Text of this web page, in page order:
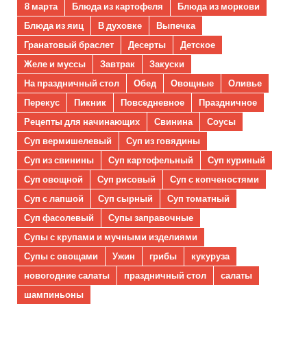
8 марта Блюда из картофеля
Блюда из моркови
Блюда из яиц
В духовке
Выпечка
Гранатовый браслет
Десерты
Детское
Желе и муссы
Завтрак
Закуски
На праздничный стол
Обед Овощные
Оливье
Перекус
Пикник Повседневное
Праздничное
Рецепты для начинающих
Свинина
Соусы
Суп вермишелевый
Суп из говядины
Суп из свинины
Суп картофельный
Суп куриный
Суп овощной
Суп рисовый
Суп с копченостями
Суп с лапшой
Суп сырный
Суп томатный
Суп фасолевый
Супы заправочные
Супы с крупами и мучными изделиями
Супы с овощами
Ужин грибы
кукуруза
новогодние салаты
праздничный стол
салаты
шампиньоны